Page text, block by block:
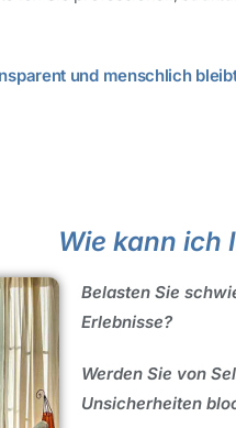
und menschlich
Wie kann ich
Belasten Sie
Erlebnisse?
Werden Sie von
Unsicherheiten